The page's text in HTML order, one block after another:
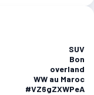
SUV
Bon
overland
WW au Maroc
#VZ6gZXWPeA